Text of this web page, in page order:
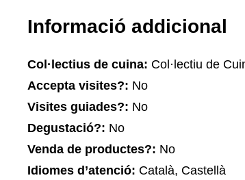
Informació addicional
Col·lectius de cuina: Col·lectiu de
Accepta visites?: No
Visites guiades?: No
Degustació?: No
Venda de productes?: No
Idiomes d’atenció: Català, Castellà